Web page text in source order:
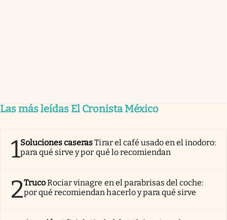
Las más leídas El Cronista México
1Soluciones caserasTirar el café usado en el inodoro:
para qué sirve y por qué lo recomiendan
2TrucoRociar vinagre en el parabrisas del coche:
por qué recomiendan hacerlo y para qué sirve